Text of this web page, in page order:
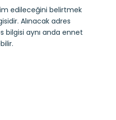
edileceğini belirtmek
Alınacak adres
bilgisi aynı anda ennet